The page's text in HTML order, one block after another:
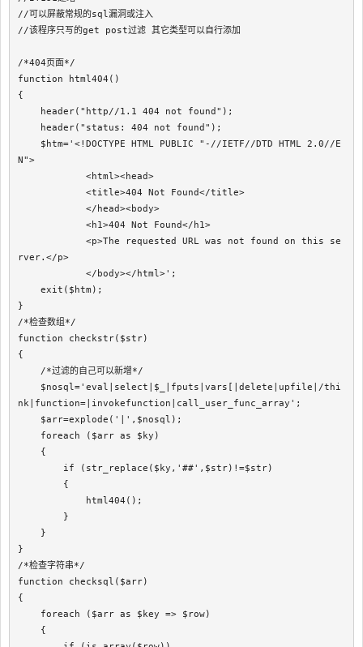
//可以屏蔽常规的sql漏洞或注入
//该程序只写的get post过滤 其它类型可以自行添加
/*404页面*/
function html404()
{
N">
rver.</p>
}
/*检查数组*/
function checkstr($str)
{
nk|function=|invokefunction|call_user_func_array';
}
/*检查字符串*/
function checksql($arr)
{